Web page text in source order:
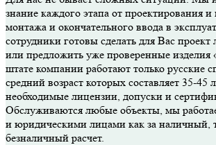
знание каждого этапа от проектирования и
монтажа и окончательного ввода в
сотрудники готовы сделать для Вас
или предложить уже проверенные
штате компании работают только русские
средний возраст которых составляет 35-45
необходимые лицензии, допуски и
Обслуживаются любые объекты, мы
и юридическими лицами как за наличный,
безналичный расчет.